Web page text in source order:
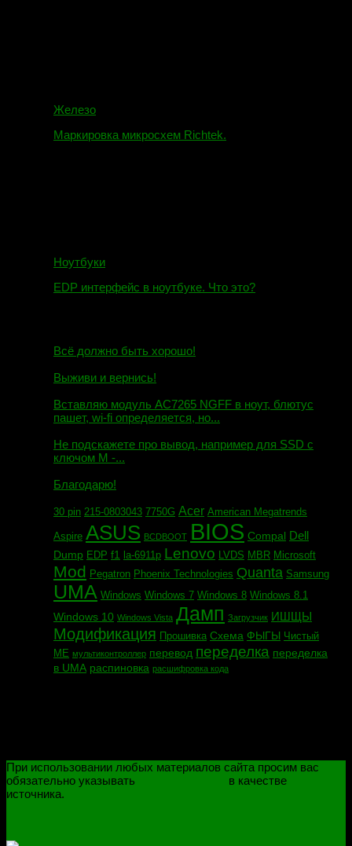
Железо
Маркировка микросхем Richtek.
Ноутбуки
EDP интерфейс в ноутбуке. Что это?
Всё должно быть хорошо!
Выживи и вернись!
Вставляю модуль AC7265 NGFF в ноут, блютус
пашет, wi-fi определяется, но...
Не подскажете про вывод, например для SSD c
ключом М -...
Благодарю!
30 pin 215-0803043 7750G Acer American Megatrends
Aspire ASUS BCDBOOT BIOS Compal Dell
Dump EDP f1 la-6911p Lenovo LVDS MBR Microsoft
Mod Pegatron Phoenix Technologies Quanta Samsung
UMA Windows Windows 7 Windows 8 Windows 8.1
Windows 10 Windows Vista Дамп Загрузчик ИШЩЫ
Модификация Прошивка Схема ФЫГЫ Чистый
МЕ мультиконтроллер перевод переделка переделка
в UMA распиновка расшифровка кода
При использовании любых материалов сайта просим вас
обязательно указывать
в качестве
источника.